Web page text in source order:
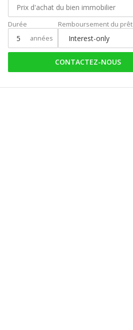
Durée
années
Remboursement du prêt
CONTACTEZ-NOUS